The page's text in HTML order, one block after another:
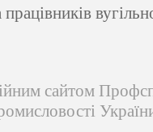
сайтом